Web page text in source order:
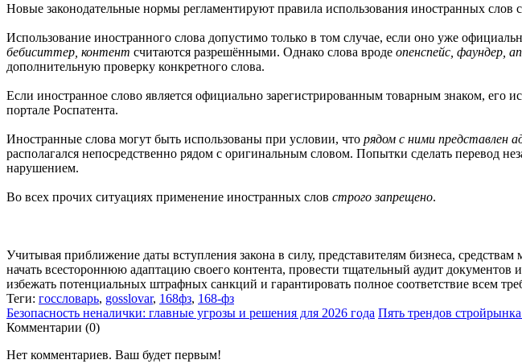
Новые законодательные нормы регламентируют правила использования иностранных слов
Использование иностранного слова допустимо только в том случае, если оно уже
бебиситтер, контент считаются разрешёнными. Однако слова вроде опенспейс, фаундер,
дополнительную проверку конкретного слова.
Если иностранное слово является официально зарегистрированным товарным знаком,
портале Роспатента.
Иностранные слова могут быть использованы при условии, что рядом с ними представлен
располагался непосредственно рядом с оригинальным словом. Попытки сделать перевод
нарушением.
Во всех прочих ситуациях применение иностранных слов строго запрещено.
Учитывая приближение даты вступления закона в силу, представителям бизнеса,
начать всестороннюю адаптацию своего контента, провести тщательный аудит
избежать потенциальных штрафных санкций и гарантировать полное соответствие всем
Теги: госсловарь, gosslovar, 168фз, 168-фз
Безопасность неналички: главные угрозы и решения для 2026 года Пять трендов
Комментарии (0)
Нет комментариев. Ваш будет первым!